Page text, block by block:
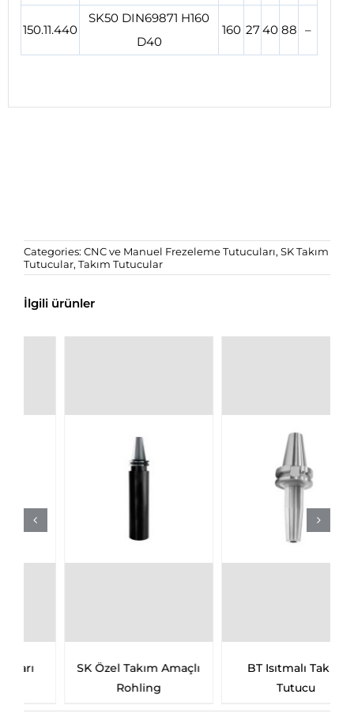
150.11.440
SK50 DIN69871 H160
D40
160 2740 88 –
Categories: CNC ve Manuel Frezeleme Tutucuları, SK Takım
Tutucular, Takım Tutucular
İlgili ürünler
BT Isıtmalı Takım
Tutucu
Er Pens Başlığı